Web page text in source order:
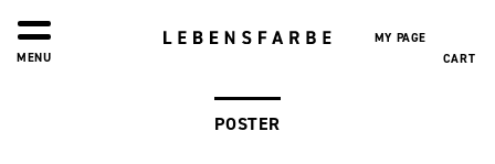
MY PAGE
CART
MENU
POSTER